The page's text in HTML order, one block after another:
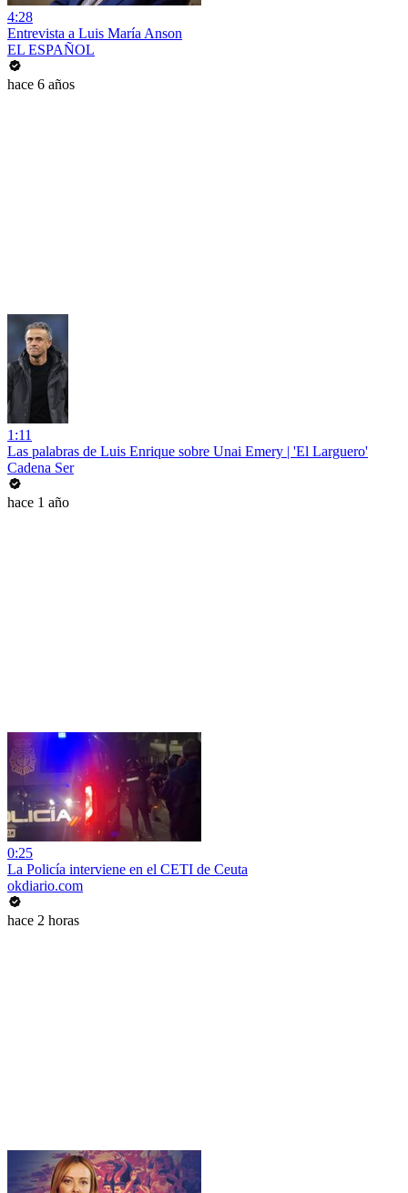
4:28
Entrevista a Luis María Anson
EL ESPAÑOL
hace 6 años
1:11
Las palabras de Luis Enrique sobre Unai Emery | 'El Larguero'
Cadena Ser
hace 1 año
0:25
La Policía interviene en el CETI de Ceuta
okdiario.com
hace 2 horas